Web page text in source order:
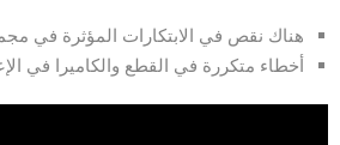
هناك نقص في الابتكارات المؤثرة في
أخطاء متكررة في القطع والكاميرا في